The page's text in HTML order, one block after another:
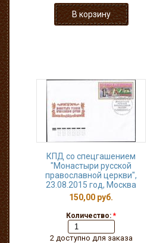
КПД со спецгашением
"Монастыри русской
православной церкви",
23.08.2015 год, Москва
150,00 руб.
Количество: *
2 доступно для заказа